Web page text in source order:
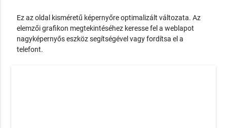
Ez az oldal kisméretű képernyőre optimalizált változata. Az
elemzői grafikon megtekintéséhez keresse fel a weblapot
nagyképernyős eszköz segítségével vagy fordítsa el a
telefont.